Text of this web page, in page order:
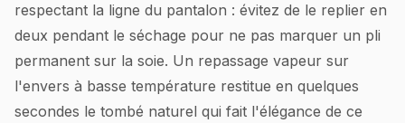
respectant la ligne du pantalon : évitez de le replier en
deux pendant le séchage pour ne pas marquer un pli
permanent sur la soie. Un repassage vapeur sur
l'envers à basse température restitue en quelques
secondes le tombé naturel qui fait l'élégance de ce